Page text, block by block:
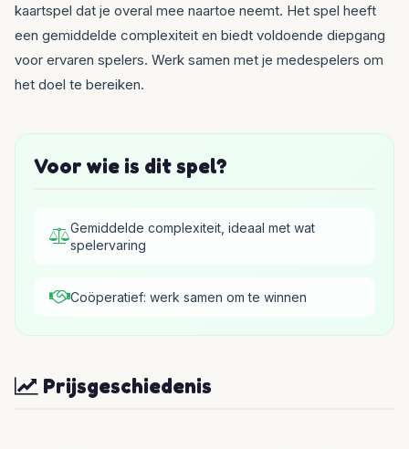
kaartspel dat je overal mee naartoe neemt. Het spel heeft
een gemiddelde complexiteit en biedt voldoende diepgang
voor ervaren spelers. Werk samen met je medespelers om
het doel te bereiken.
Voor wie is dit spel?
Gemiddelde complexiteit, ideaal met wat
spelervaring
Coöperatief: werk samen om te winnen
Prijsgeschiedenis